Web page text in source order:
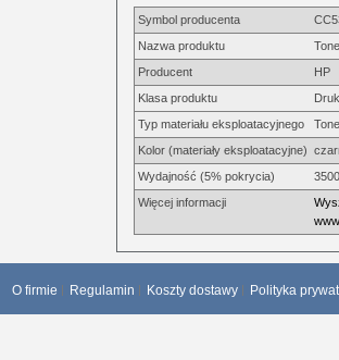
Symbol producenta
Nazwa produktu
Producent
HP
Klasa produktu
Typ materiału eksploatacyjnego
Kolor (materiały eksploatacyjne)
Wydajność (5% pokrycia)
Więcej informacji
O firmie Regulamin Koszty dostawy Polityka